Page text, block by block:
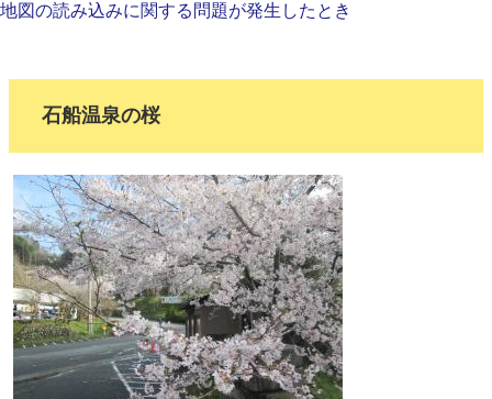
地図の読み込みに関する問題が発生したとき
石船温泉の桜